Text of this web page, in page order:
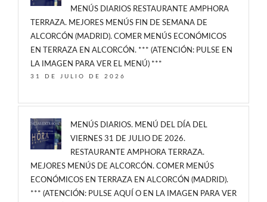
MENÚS DIARIOS RESTAURANTE AMPHORA
TERRAZA. MEJORES MENÚS FIN DE SEMANA DE
ALCORCÓN (MADRID). COMER MENÚS ECONÓMICOS
EN TERRAZA EN ALCORCÓN. *** (ATENCIÓN: PULSE EN
LA IMAGEN PARA VER EL MENÚ) ***
31 DE JULIO DE 2026
MENÚS DIARIOS. MENÚ DEL DÍA DEL
VIERNES 31 DE JULIO DE 2026.
RESTAURANTE AMPHORA TERRAZA.
MEJORES MENÚS DE ALCORCÓN. COMER MENÚS
ECONÓMICOS EN TERRAZA EN ALCORCÓN (MADRID).
*** (ATENCIÓN: PULSE AQUÍ O EN LA IMAGEN PARA VER